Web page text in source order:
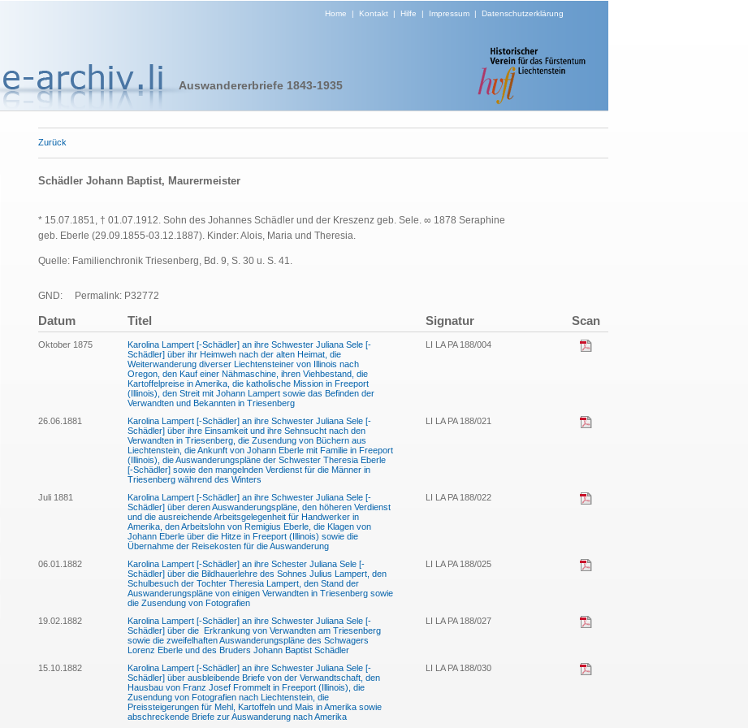
Home | Kontakt| Hilfe | Impressum| Datenschutzerklärung
Auswandererbriefe 1843-1935
Zurück
Schädler Johann Baptist, Maurermeister
* 15.07.1851, † 01.07.1912. Sohn des Johannes Schädler und der Kreszenz geb. Sele. ∞ 1878 Seraphine
geb. Eberle (29.09.1855-03.12.1887). Kinder: Alois, Maria und Theresia.
Quelle: Familienchronik Triesenberg, Bd. 9, S. 30 u. S. 41.
GND: Permalink: P32772
Datum Titel Signatur Scan
Oktober 1875
Karolina Lampert [-Schädler] an ihre Schwester Juliana Sele [-
Schädler] über ihr Heimweh nach der alten Heimat, die
Weiterwanderung diverser Liechtensteiner von Illinois nach
Oregon, den Kauf einer Nähmaschine, ihren Viehbestand, die
Kartoffelpreise in Amerika, die katholische Mission in Freeport
(Illinois), den Streit mit Johann Lampert sowie das Befinden der
Verwandten und Bekannten in Triesenberg
LI LA PA 188/004
26.06.1881
Karolina Lampert [-Schädler] an ihre Schwester Juliana Sele [-
Schädler] über ihre Einsamkeit und ihre Sehnsucht nach den
Verwandten in Triesenberg, die Zusendung von Büchern aus
Liechtenstein, die Ankunft von Johann Eberle mit Familie in Freeport
(Illinois), die Auswanderungspläne der Schwester Theresia Eberle
[-Schädler] sowie den mangelnden Verdienst für die Männer in
Triesenberg während des Winters
LI LA PA 188/021
Juli 1881
Karolina Lampert [-Schädler] an ihre Schwester Juliana Sele [-
Schädler] über deren Auswanderungspläne, den höheren Verdienst
und die ausreichende Arbeitsgelegenheit für Handwerker in
Amerika, den Arbeitslohn von Remigius Eberle, die Klagen von
Johann Eberle über die Hitze in Freeport (Illinois) sowie die
Übernahme der Reisekosten für die Auswanderung
LI LA PA 188/022
06.01.1882
Karolina Lampert [-Schädler] an ihre Schester Juliana Sele [-
Schädler] über die Bildhauerlehre des Sohnes Julius Lampert, den
Schulbesuch der Tochter Theresia Lampert, den Stand der
Auswanderungspläne von einigen Verwandten in Triesenberg sowie
die Zusendung von Fotografien
LI LA PA 188/025
19.02.1882
Karolina Lampert [-Schädler] an ihre Schwester Juliana Sele [-
Schädler] über die Erkrankung von Verwandten am Triesenberg
sowie die zweifelhaften Auswanderungspläne des Schwagers
Lorenz Eberle und des Bruders Johann Baptist Schädler
LI LA PA 188/027
15.10.1882
Karolina Lampert [-Schädler] an ihre Schwester Juliana Sele [-
Schädler] über ausbleibende Briefe von der Verwandtschaft, den
Hausbau von Franz Josef Frommelt in Freeport (Illinois), die
Zusendung von Fotografien nach Liechtenstein, die
Preissteigerungen für Mehl, Kartoffeln und Mais in Amerika sowie
abschreckende Briefe zur Auswanderung nach Amerika
LI LA PA 188/030